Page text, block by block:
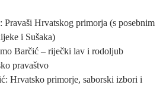
Hrvatskog primorja (s posebnim
i Sušaka)
Barčić – riječki lav i rodoljub
pravaštvo
Hrvatsko primorje, saborski izbori i